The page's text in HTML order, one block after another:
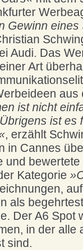
Gewinn
Audi. Das
Art
ist nicht
ist es
, erzählt
in Cannes
und
Kategorie
als
Der A6 Spot
in der alle
sind.